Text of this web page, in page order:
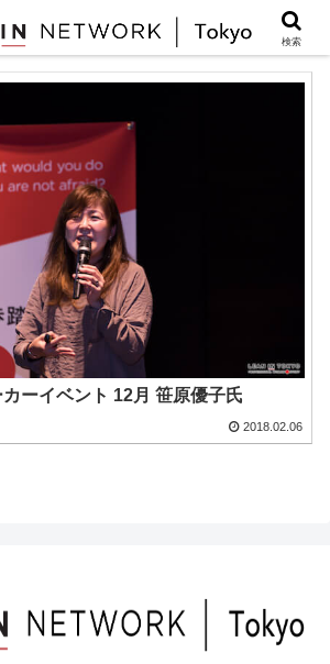
ーイベント 12月 笹原優子氏
2018.02.06
検索